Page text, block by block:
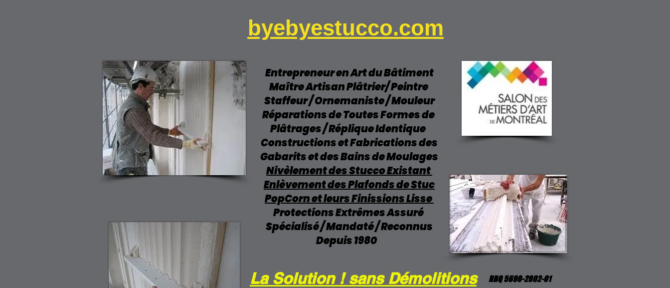
Entrepreneur en Art du Bâtiment
Maître Artisan Plâtrier/ Peintre
Staffeur / Ornemaniste / Mouleur
Réparations de Toutes Formes de
Plâtrages / Réplique Identique
Constructions et Fabrications des
Gabarits et des Bains de Moulages
Nivèlement des Stucco Existant
Enlèvement des Plafonds de Stuc
PopCorn et leurs Finissions Lisse
Protections Extrêmes Assuré
Spécialisé / Mandaté / Reconnus
Depuis 1980
RBQ 5690-2802-01
La Solution ! sans Démolitions
byebyestucco.com